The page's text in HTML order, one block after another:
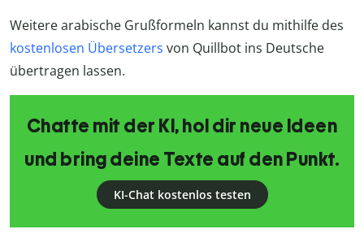
Weitere arabische Grußformeln kannst du mithilfe des
kostenlosen Übersetzers von Quillbot ins Deutsche
übertragen lassen.
Chatte mit der KI, hol dir neue Ideen
und bring deine Texte auf den Punkt.
KI-Chat kostenlos testen